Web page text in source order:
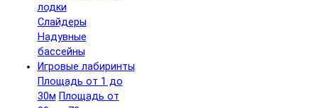
лодки
Слайдеры
Надувные
бассейны
Игровые лабиринты
Площадь от 1 до
30м Площадь от